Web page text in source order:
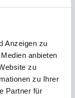
Anzeigen zu
anbieten
zu
zu Ihrer
Partner für
die Farben
als